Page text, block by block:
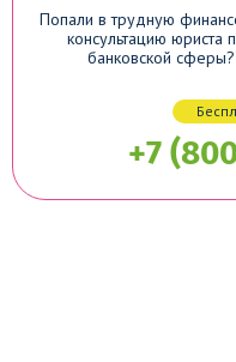
Попали в трудную
консультацию юриста
банковской
+7